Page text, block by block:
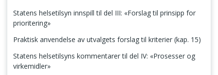
Statens helsetilsyn innspill til del III: «Forslag til prinsipp for
prioritering»
Praktisk anvendelse av utvalgets forslag til kriterier (kap. 15)
Statens helsetilsyns kommentarer til del IV: «Prosesser og
virkemidler»